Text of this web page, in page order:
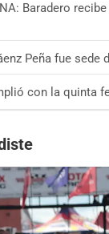
Baradero
Peña fue sede
con la quinta